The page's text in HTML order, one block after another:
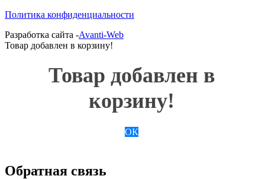
Политика конфиденциальности
Разработка сайта -Avanti-Web
Товар добавлен в корзину!
Товар добавлен в
корзину!
ОК
Обратная связь